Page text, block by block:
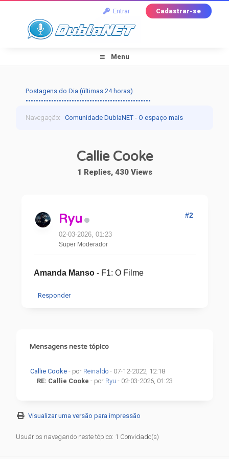
Entrar Cadastrar-se
Menu
Postagens do Dia (últimas 24 horas)
•••••••••••••••••••••••••••••••••••••••••••••••••
Navegação:Comunidade DublaNET - O espaço mais
Callie Cooke
1 Replies, 430 Views
Ryu
02-03-2026, 01:23
Super Moderador
#2
Amanda Manso- F1: O Filme
Responder
Mensagens neste tópico
Callie Cooke - por Reinaldo - 07-12-2022, 12:18
RE: Callie Cooke - por Ryu - 02-03-2026, 01:23
Visualizar uma versão para impressão
Usuários navegando neste tópico: 1 Convidado(s)